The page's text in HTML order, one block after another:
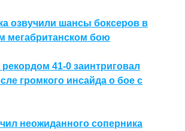
озвучили шансы боксеров в
мегабританском бою
рекордом 41-0 заинтриговал
громкого инсайда о бое с
неожиданного соперника